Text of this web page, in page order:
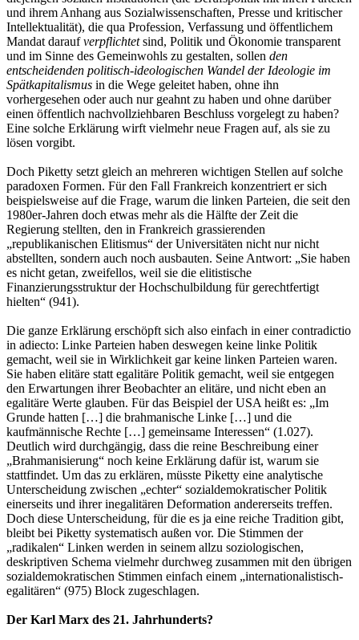
und ihrem Anhang aus Sozialwissenschaften, Presse und kritischer
Intellektualität), die qua Profession, Verfassung und öffentlichem
Mandat daraufverpflichtetsind, Politik und Ökonomie transparent
und im Sinne des Gemeinwohls zu gestalten, sollen den
entscheidenden politisch-ideologischen Wandel der Ideologie im
Spätkapitalismus in die Wege geleitet haben, ohne ihn
vorhergesehen oder auch nur geahnt zu haben und ohne darüber
einen öffentlich nachvollziehbaren Beschluss vorgelegt zu haben?
Eine solche Erklärung wirft vielmehr neue Fragen auf, als sie zu
lösen vorgibt.
Doch Piketty setzt gleich an mehreren wichtigen Stellen auf solche
paradoxen Formen. Für den Fall Frankreich konzentriert er sich
beispielsweise auf die Frage, warum die linken Parteien, die seit den
1980er-Jahren doch etwas mehr als die Hälfte der Zeit die
Regierung stellten, den in Frankreich grassierenden
„republikanischen Elitismus“ der Universitäten nicht nur nicht
abstellten, sondern auch noch ausbauten. Seine Antwort: „Sie haben
es nicht getan, zweifellos, weil sie die elitistische
Finanzierungsstruktur der Hochschulbildung für gerechtfertigt
hielten“ (941).
Die ganze Erklärung erschöpft sich also einfach in einer contradictio
in adiecto: Linke Parteien haben deswegen keine linke Politik
gemacht, weil sie in Wirklichkeit gar keine linken Parteien waren.
Sie haben elitäre statt egalitäre Politik gemacht, weil sie entgegen
den Erwartungen ihrer Beobachter an elitäre, und nicht eben an
egalitäre Werte glauben. Für das Beispiel der USA heißt es: „Im
Grunde hatten […] die brahmanische Linke […] und die
kaufmännische Rechte […] gemeinsame Interessen“ (1.027).
Deutlich wird durchgängig, dass die reine Beschreibung einer
„Brahmanisierung“ noch keine Erklärung dafür ist, warum sie
stattfindet. Um das zu erklären, müsste Piketty eine analytische
Unterscheidung zwischen „echter“ sozialdemokratischer Politik
einerseits und ihrer inegalitären Deformation andererseits treffen.
Doch diese Unterscheidung, für die es ja eine reiche Tradition gibt,
bleibt bei Piketty systematisch außen vor. Die Stimmen der
„radikalen“ Linken werden in seinem allzu soziologischen,
deskriptiven Schema vielmehr durchweg zusammen mit den übrigen
sozialdemokratischen Stimmen einfach einem „internationalistisch-
egalitären“ (975) Block zugeschlagen.
Der Karl Marx des 21. Jahrhunderts?